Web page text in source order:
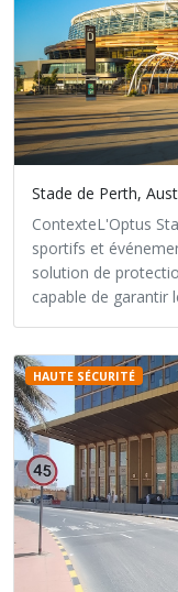
Stade de Perth,
ContexteL'Optus
sportifs et
solution de
capable de garantir
HAUTE SÉCURITÉ